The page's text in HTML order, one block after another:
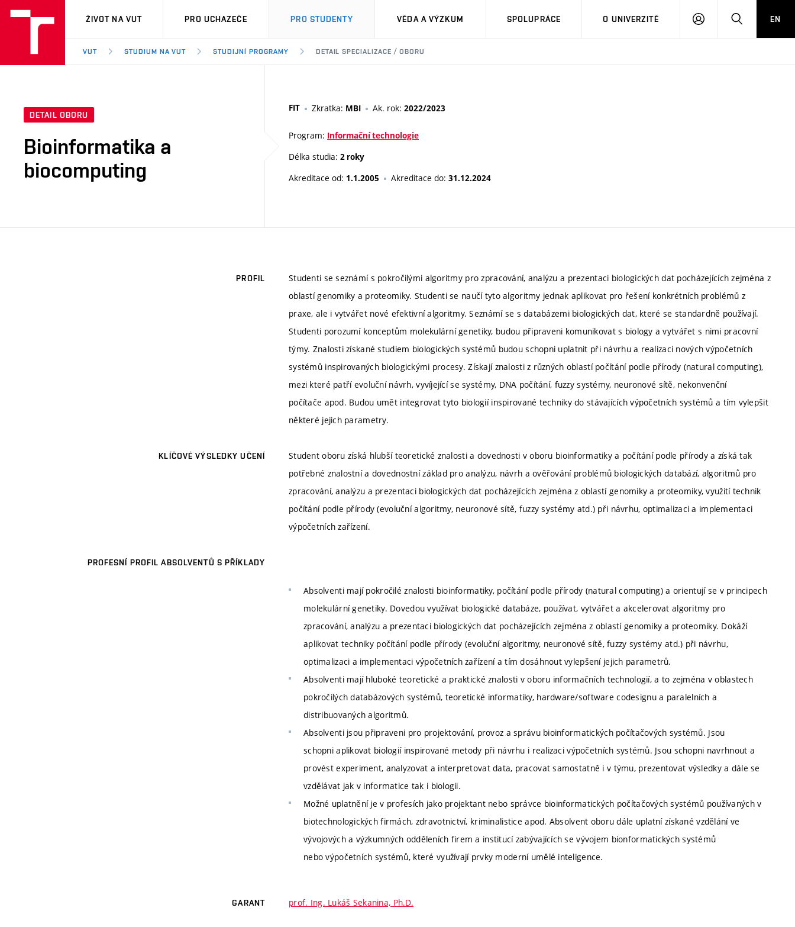
VUT
ŽIVOT NA VUT PRO UCHAZEČE PRO STUDENTY VĚDA A VÝZKUM SPOLUPRÁCE O UNIVERZITĚ
PŘIHLÁSIT HLEDATEN
VUT STUDIUM NA VUT STUDIJNÍ PROGRAMY DETAIL SPECIALIZACE / OBORU
DETAIL OBORU
Bioinformatika a
biocomputing
FIT Zkratka: MBI Ak. rok: 2022/2023
Program: Informační technologie
Délka studia: 2 roky
Akreditace od: 1.1.2005 Akreditace do: 31.12.2024
PROFIL
Studenti se seznámí s pokročilými algoritmy pro zpracování, analýzu a prezentaci biologických dat pocházejících zejména z
oblastí genomiky a proteomiky. Studenti se naučí tyto algoritmy jednak aplikovat pro řešení konkrétních problémů z
praxe, ale i vytvářet nové efektivní algoritmy. Seznámí se s databázemi biologických dat, které se standardně používají.
Studenti porozumí konceptům molekulární genetiky, budou připraveni komunikovat s biology a vytvářet s nimi pracovní
týmy. Znalosti získané studiem biologických systémů budou schopni uplatnit při návrhu a realizaci nových výpočetních
systémů inspirovaných biologickými procesy. Získají znalosti z různých oblastí počítání podle přírody (natural computing),
mezi které patří evoluční návrh, vyvíjející se systémy, DNA počítání, fuzzy systémy, neuronové sítě, nekonvenční
počítače apod. Budou umět integrovat tyto biologií inspirované techniky do stávajících výpočetních systémů a tím vylepšit
některé jejich parametry.
KLÍČOVÉ VÝSLEDKY UČENÍ
Student oboru získá hlubší teoretické znalosti a dovednosti v oboru bioinformatiky a počítání podle přírody a získá tak
potřebné znalostní a dovednostní základ pro analýzu, návrh a ověřování problémů biologických databází, algoritmů pro
zpracování, analýzu a prezentaci biologických dat pocházejících zejména z oblastí genomiky a proteomiky, využití technik
počítání podle přírody (evoluční algoritmy, neuronové sítě, fuzzy systémy atd.) při návrhu, optimalizaci a implementaci
výpočetních zařízení.
PROFESNÍ PROFIL ABSOLVENTŮ S PŘÍKLADY
Absolventi mají pokročilé znalosti bioinformatiky, počítání podle přírody (natural computing) a orientují se v principech
molekulární genetiky. Dovedou využívat biologické databáze, používat, vytvářet a akcelerovat algoritmy pro
zpracování, analýzu a prezentaci biologických dat pocházejících zejména z oblastí genomiky a proteomiky. Dokáží
aplikovat techniky počítání podle přírody (evoluční algoritmy, neuronové sítě, fuzzy systémy atd.) při návrhu,
optimalizaci a implementaci výpočetních zařízení a tím dosáhnout vylepšení jejich parametrů.
Absolventi mají hluboké teoretické a praktické znalosti v oboru informačních technologií, a to zejména v oblastech
pokročilých databázových systémů, teoretické informatiky, hardware/software codesignu a paralelních a
distribuovaných algoritmů.
Absolventi jsou připraveni pro projektování, provoz a správu bioinformatických počítačových systémů. Jsou
schopni aplikovat biologií inspirované metody při návrhu i realizaci výpočetních systémů. Jsou schopni navrhnout a
provést experiment, analyzovat a interpretovat data, pracovat samostatně i v týmu, prezentovat výsledky a dále se
vzdělávat jak v informatice tak i biologii.
Možné uplatnění je v profesích jako projektant nebo správce bioinformatických počítačových systémů používaných v
biotechnologických firmách, zdravotnictví, kriminalistice apod. Absolvent oboru dále uplatní získané vzdělání ve
vývojových a výzkumných odděleních firem a institucí zabývajících se vývojem bionformatických systémů
nebo výpočetních systémů, které využívají prvky moderní umělé inteligence.
GARANT prof. Ing. Lukáš Sekanina, Ph.D.